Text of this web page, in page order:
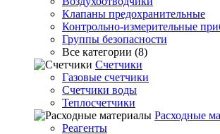
Клапаны предохранительные
Контрольно-измерительные
Группы безопасности
Все категории (8)
Счетчики
Газовые счетчики
Счетчики воды
Теплосчетчики
Расходные
Реагенты